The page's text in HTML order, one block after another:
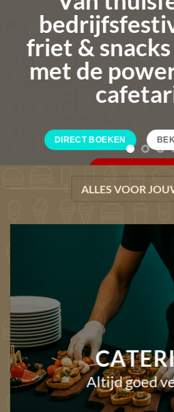
.
ALLES VOOR
Altijd goed